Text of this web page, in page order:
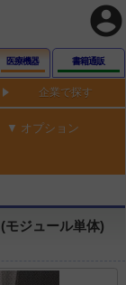
account_circle
医療機器 書籍通販
企業で探す
オプション
ジュール単体)